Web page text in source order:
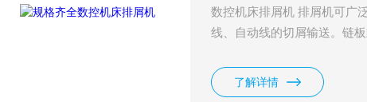
数控机床排屑机 排屑机可广
线、自动线的切屑输送。链
板，主要零部件均经耐磨及
械过载保护及电流过载发讯
了解详情